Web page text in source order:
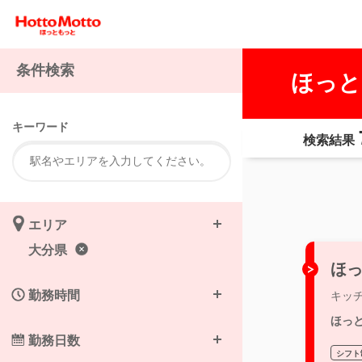
ほっ
検索結果
ほ
キッ
ほっ
シフ
条件検索
キーワード
エリア
大分県
勤務時間
勤務日数